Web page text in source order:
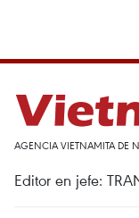
AGENCIA VIETNAMITA DE
Editor en jefe: